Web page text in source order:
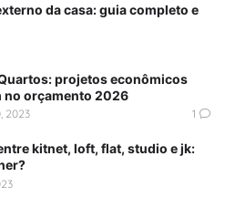
da casa: guia completo e
projetos econômicos
no orçamento 2026
2023 1
kitnet, loft, flat, studio e jk: